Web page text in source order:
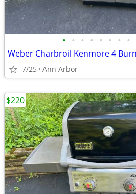
• • • • • • • •
7/25 Ann Arbor
$220